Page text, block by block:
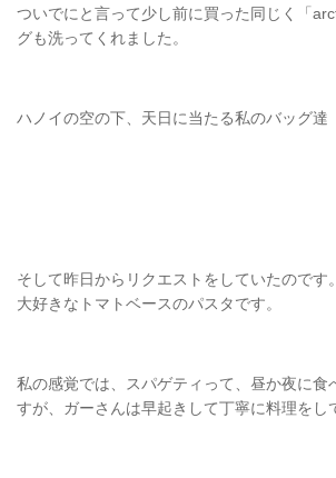
ついでにと言って少し前に買った同じく「
グも洗ってくれました。
ハノイの空の下、天日に当たる私のバッグ達
そして昨日からリクエストをしていたのです。
大好きなトマトベースのパスタです。
私の感覚では、スパゲティって、昼か夜に食
すが、ガーさんは早起きして丁寧に料理をし